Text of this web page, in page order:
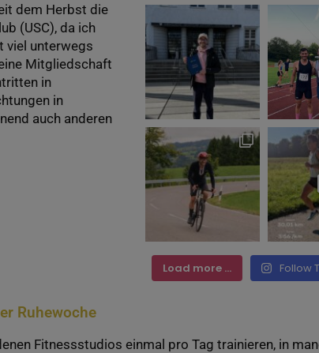
dem Herbst die
(USC), da ich
viel unterwegs
Mitgliedschaft
in
in
auch anderen
Load more ... Follow
Ruhewoche
Fitnessstudios einmal pro Tag trainieren, in